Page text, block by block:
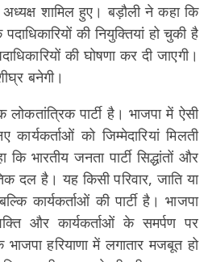
शामिल हुए। बड़ौली ने कहा कि
की नियुक्तियां हो चुकी है
की घोषणा कर दी जाएगी।
बनेगी।
पार्टी है। भाजपा में ऐसी
को जिम्मेदारियां मिलती
भारतीय जनता पार्टी सिद्धांतों और
दल है। यह किसी परिवार, जाति या
कार्यकर्ताओं की पार्टी है। भाजपा
और कार्यकर्ताओं के समर्पण पर
हरियाणा में लगातार मजबूत हो